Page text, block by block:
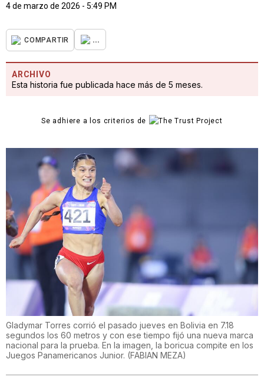
4 de marzo de 2026 - 5:49 PM
COMPARTIR ...
ARCHIVO
Esta historia fue publicada hace más de 5 meses.
Se adhiere a los criterios de
Gladymar Torres corrió el pasado jueves en Bolivia en 7.18
segundos los 60 metros y con ese tiempo fijó una nueva marca
nacional para la prueba. En la imagen, la boricua compite en los
Juegos Panamericanos Junior. (FABIAN MEZA)